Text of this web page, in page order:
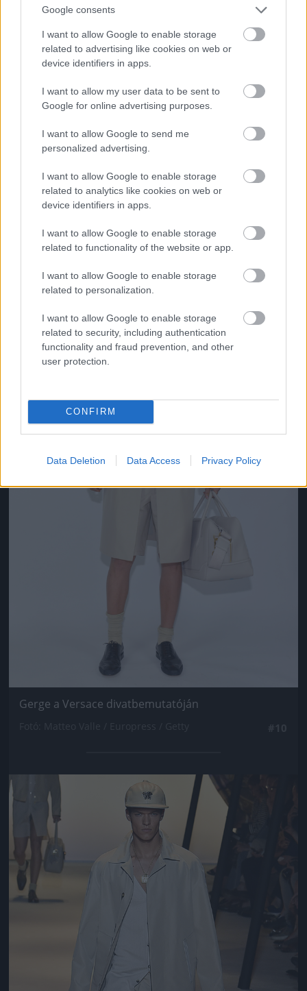
Google consents
I want to allow Google to enable storage
related to advertising like cookies on web or
device identifiers in apps.
I want to allow my user data to be sent to
Google for online advertising purposes.
I want to allow Google to send me
personalized advertising.
I want to allow Google to enable storage
related to analytics like cookies on web or
device identifiers in apps.
I want to allow Google to enable storage
related to functionality of the website or app.
I want to allow Google to enable storage
related to personalization.
I want to allow Google to enable storage
related to security, including authentication
functionality and fraud prevention, and other
user protection.
CONFIRM
Data Deletion Data Access Privacy Policy
Patinszki Misa a Bottega Veneta divatbemutatóján
Fotó: Victor Virgile / Europress / Getty
Jön még kép!
Gerge a Versace divatbemutatóján
Jön még kép!